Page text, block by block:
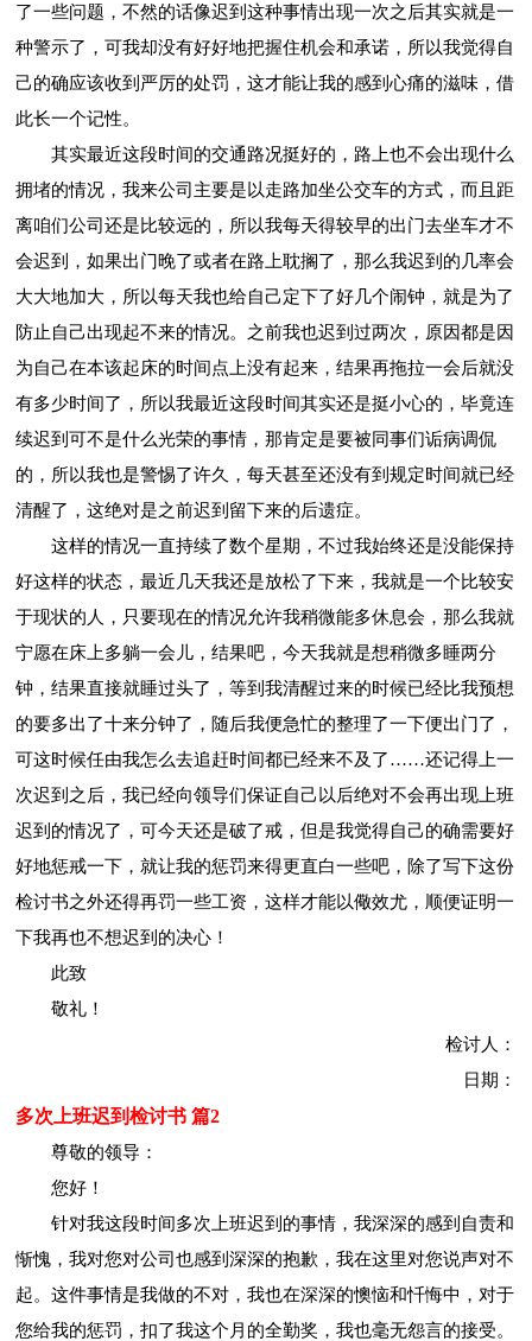
了一些问题，不然的话像迟到这种事情出现一次之后其实就是一
种警示了，可我却没有好好地把握住机会和承诺，所以我觉得自
己的确应该收到严厉的处罚，这才能让我的感到心痛的滋味，借
此长一个记性。
其实最近这段时间的交通路况挺好的，路上也不会出现什么
拥堵的情况，我来公司主要是以走路加坐公交车的方式，而且距
离咱们公司还是比较远的，所以我每天得较早的出门去坐车才不
会迟到，如果出门晚了或者在路上耽搁了，那么我迟到的几率会
大大地加大，所以每天我也给自己定下了好几个闹钟，就是为了
防止自己出现起不来的情况。之前我也迟到过两次，原因都是因
为自己在本该起床的时间点上没有起来，结果再拖拉一会后就没
有多少时间了，所以我最近这段时间其实还是挺小心的，毕竟连
续迟到可不是什么光荣的事情，那肯定是要被同事们诟病调侃
的，所以我也是警惕了许久，每天甚至还没有到规定时间就已经
清醒了，这绝对是之前迟到留下来的后遗症。
这样的情况一直持续了数个星期，不过我始终还是没能保持
好这样的状态，最近几天我还是放松了下来，我就是一个比较安
于现状的人，只要现在的情况允许我稍微能多休息会，那么我就
宁愿在床上多躺一会儿，结果吧，今天我就是想稍微多睡两分
钟，结果直接就睡过头了，等到我清醒过来的时候已经比我预想
的要多出了十来分钟了，随后我便急忙的整理了一下便出门了，
可这时候任由我怎么去追赶时间都已经来不及了……还记得上一
次迟到之后，我已经向领导们保证自己以后绝对不会再出现上班
迟到的情况了，可今天还是破了戒，但是我觉得自己的确需要好
好地惩戒一下，就让我的惩罚来得更直白一些吧，除了写下这份
检讨书之外还得再罚一些工资，这样才能以儆效尤，顺便证明一
下我再也不想迟到的决心！
此致
敬礼！
检讨人：
日期：
多次上班迟到检讨书 篇2
尊敬的领导：
您好！
针对我这段时间多次上班迟到的事情，我深深的感到自责和
惭愧，我对您对公司也感到深深的抱歉，我在这里对您说声对不
起。这件事情是我做的不对，我也在深深的懊恼和忏悔中，对于
您给我的惩罚，扣了我这个月的全勤奖，我也毫无怨言的接受。